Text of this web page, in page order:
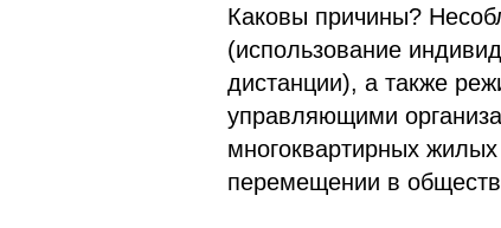
Каковы причины?
(использование
дистанции), а также
управляющими
многоквартирных
перемещении в